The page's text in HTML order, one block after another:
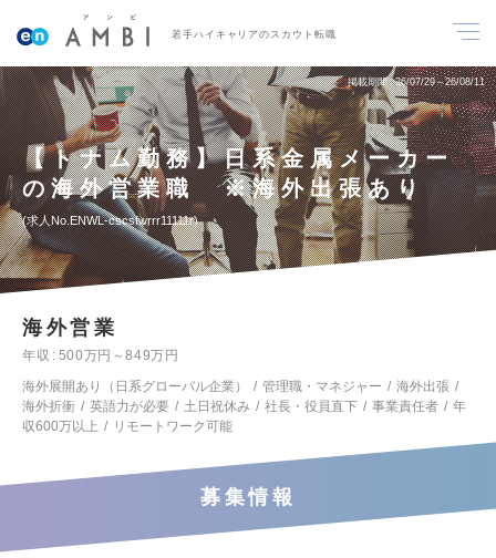
若手ハイキャリアのスカウト転職
掲載期間 26/07/29～26/08/11
【トナム勤務】日系金属メーカー
の海外営業職 ※海外出張あり
求人No.ENWL-cscsfwrrr11111r
海外営業
年収
500万円～849万円
海外展開あり（日系グローバル企業）
管理職・マネジャー
海外出張
海外折衝
英語力が必要 土日祝休み 社長・役員直下 事業責任者
年
収600万以上
リモートワーク可能
募集情報